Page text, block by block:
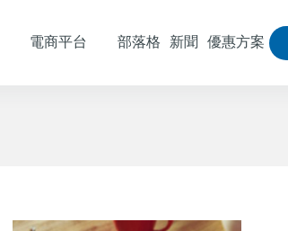
電商平台 部落格 新聞 優惠方案